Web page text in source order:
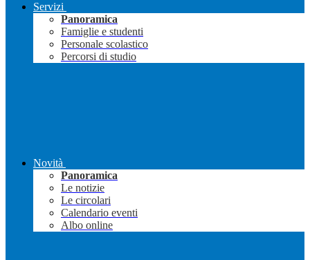
Servizi
Panoramica
Famiglie e studenti
Personale scolastico
Percorsi di studio
Novità
Panoramica
Le notizie
Le circolari
Calendario eventi
Albo online